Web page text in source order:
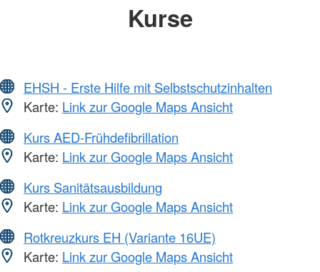
Kurse
EHSH - Erste Hilfe mit Selbstschutzinhalten
Karte: Link zur Google Maps Ansicht
Kurs AED-Frühdefibrillation
Karte: Link zur Google Maps Ansicht
Kurs Sanitätsausbildung
Karte: Link zur Google Maps Ansicht
Rotkreuzkurs EH (Variante 16UE)
Karte: Link zur Google Maps Ansicht